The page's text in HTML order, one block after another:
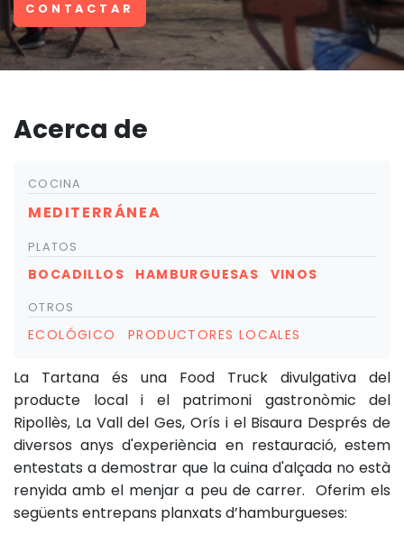
CONTACTAR
Acerca de
COCINA
MEDITERRÁNEA
PLATOS
BOCADILLOS HAMBURGUESAS VINOS
OTROS
ECOLÓGICO PRODUCTORES LOCALES
La Tartana és una Food Truck divulgativa del
producte local i el patrimoni gastronòmic del
Ripollès, La Vall del Ges, Orís i el Bisaura Després de
diversos anys d'experiència en restauració, estem
entestats a demostrar que la cuina d'alçada no està
renyida amb el menjar a peu de carrer. Oferim els
següents entrepans planxats d’hamburgueses: